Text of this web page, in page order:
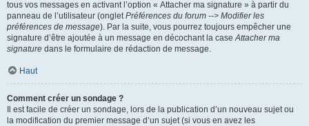
tous vos messages en activant l’option « Attacher ma signature » à partir du
panneau de l’utilisateur (ongletPréférences du forum --> Modifier les
préférences de message). Par la suite, vous pourrez toujours empêcher une
signature d’être ajoutée à un message en décochant la caseAttacher ma
signature dans le formulaire de rédaction de message.
Haut
Comment créer un sondage ?
Il est facile de créer un sondage, lors de la publication d’un nouveau sujet ou
la modification du premier message d’un sujet (si vous en avez les